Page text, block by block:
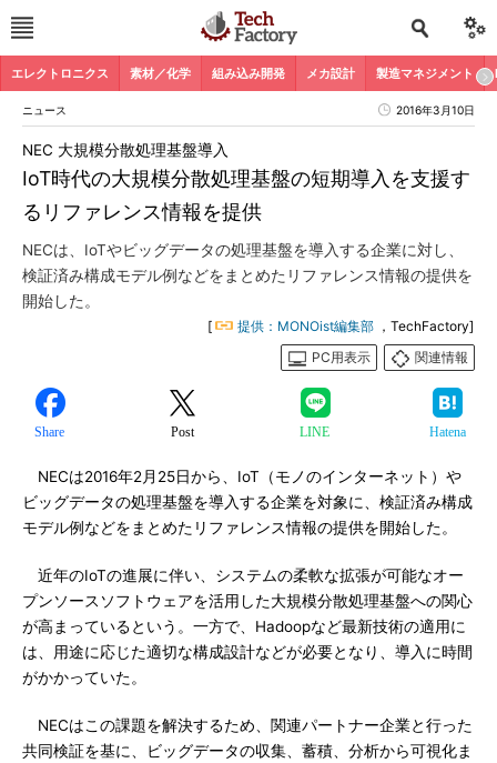
エレクトロニクス 素材／化学 組み込み開発 メカ設計 製造マネジメント
ニュース 2016年3月10日
IoT時代の大規模分散処理基盤の短期導入を支援す
るリファレンス情報を提供
NEC 大規模分散処理基盤導入
NECは、IoTやビッグデータの処理基盤を導入する企業に対し、
検証済み構成モデル例などをまとめたリファレンス情報の提供を
開始した。
[ 提供：MONOist編集部 ，TechFactory]
PC用表示
関連情報
Share Post LINE Hatena
NECは2016年2月25日から、IoT（モノのインターネット）や
ビッグデータの処理基盤を導入する企業を対象に、検証済み構成
モデル例などをまとめたリファレンス情報の提供を開始した。
近年のIoTの進展に伴い、システムの柔軟な拡張が可能なオー
プンソースソフトウェアを活用した大規模分散処理基盤への関心
が高まっているという。一方で、Hadoopなど最新技術の適用に
は、用途に応じた適切な構成設計などが必要となり、導入に時間
がかかっていた。
NECはこの課題を解決するため、関連パートナー企業と行った
共同検証を基に、ビッグデータの収集、蓄積、分析から可視化ま